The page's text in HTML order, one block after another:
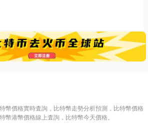
幣價格實時査詢，比特幣走勢分析預測，比特幣價格
幣港幣價格線上査詢，比特幣今天價格。